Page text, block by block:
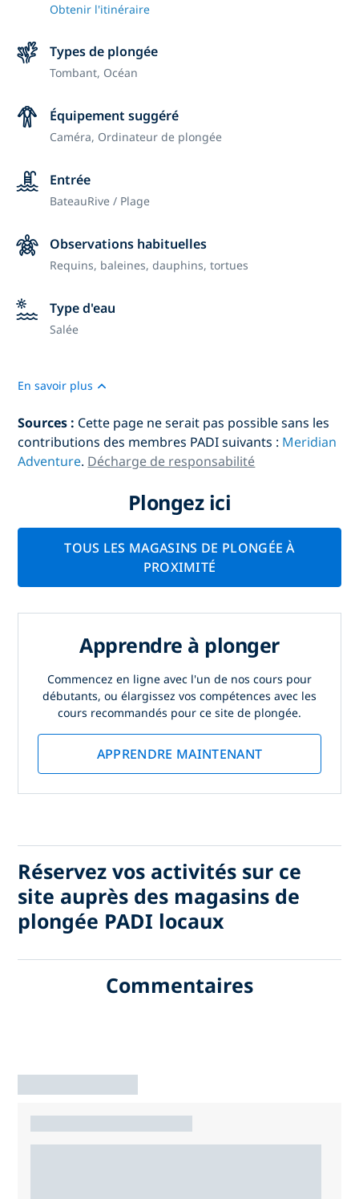
Obtenir l'itinéraire
Types de plongée
Tombant, Océan
Équipement suggéré
Caméra, Ordinateur de plongée
Entrée
BateauRive / Plage
Observations habituelles
Requins, baleines, dauphins, tortues
Type d'eau
Salée
En savoir plus
Sources : Cette page ne serait pas possible sans les
contributions des membres PADI suivants : Meridian
Adventure. Décharge de responsabilité
Plongez ici
TOUS LES MAGASINS DE PLONGÉE À
PROXIMITÉ
Apprendre à plonger
Commencez en ligne avec l'un de nos cours pour
débutants, ou élargissez vos compétences avec les
cours recommandés pour ce site de plongée.
APPRENDRE MAINTENANT
Réservez vos activités sur ce
site auprès des magasins de
plongée PADI locaux
Commentaires